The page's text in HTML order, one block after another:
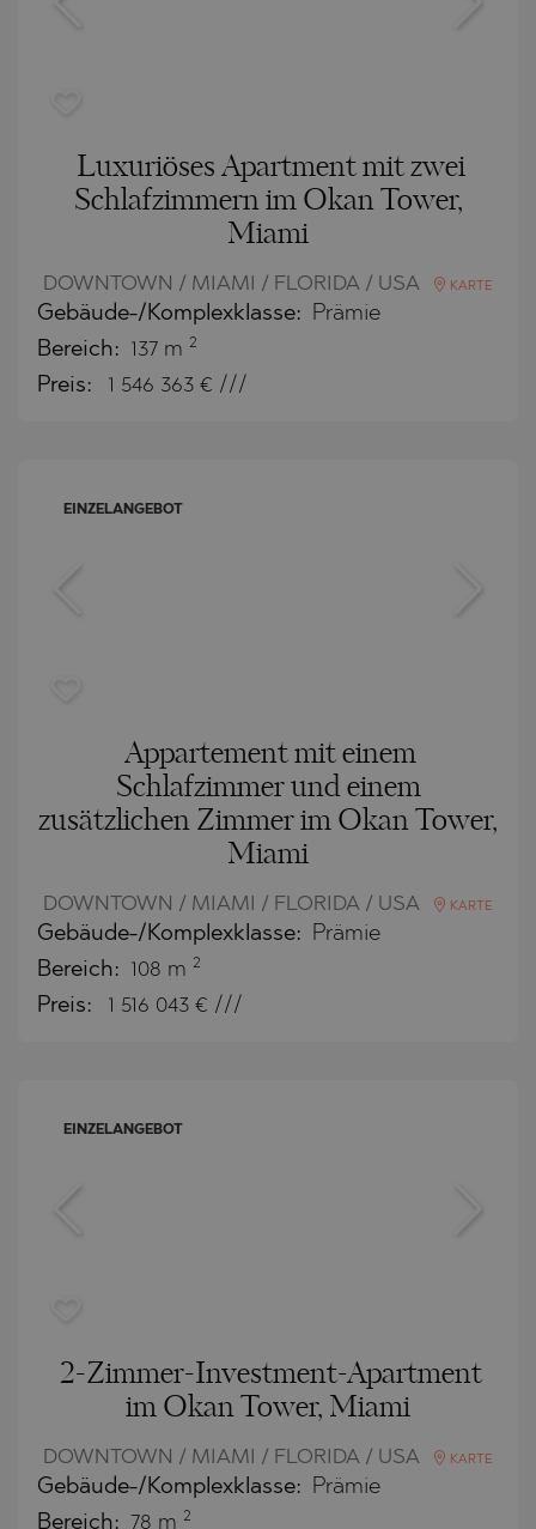
Luxuriöses Apartment mit zwei
Schlafzimmern im Okan Tower,
Miami
DOWNTOWN / MIAMI / FLORIDA / USA KARTE
Gebäude-/Komplexklasse: Prämie
Bereich: 137 m 2
Preis: 1 546 363 € ///
EINZELANGEBOT
Appartement mit einem
Schlafzimmer und einem
zusätzlichen Zimmer im Okan Tower,
Miami
DOWNTOWN / MIAMI / FLORIDA / USA KARTE
Gebäude-/Komplexklasse: Prämie
Bereich: 108 m 2
Preis: 1 516 043 € ///
EINZELANGEBOT
2-Zimmer-Investment-Apartment
im Okan Tower, Miami
DOWNTOWN / MIAMI / FLORIDA / USA KARTE
Gebäude-/Komplexklasse: Prämie
Bereich: 78 m 2